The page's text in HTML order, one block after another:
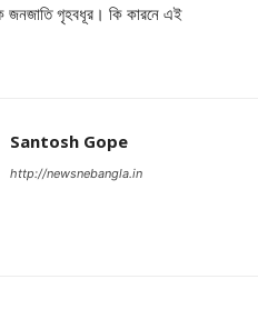
জনজাতি গৃহবধূর। কি কারনে এই
Santosh Gope
http://newsnebangla.in